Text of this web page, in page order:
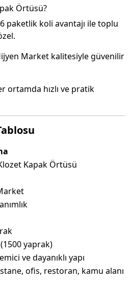
Örtüsü?
6 paketlik koli avantajı ile toplu
Market kalitesiyle güvenilir
ortamda hızlı ve pratik
Kapak Örtüsü
yaprak)
ve dayanıklı yapı
ofis, restoran, kamu alanı